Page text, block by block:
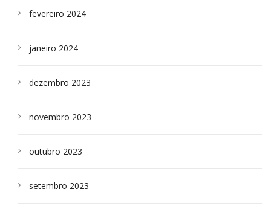
fevereiro 2024
janeiro 2024
dezembro 2023
novembro 2023
outubro 2023
setembro 2023